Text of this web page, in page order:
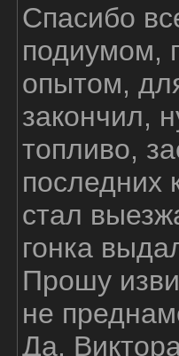
Спасибо
подиумом,
опытом,
закончил,
топливо,
последних
стал
гонка
Прошу
не
Да,